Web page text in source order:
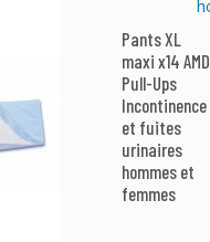
Pants XL
maxi x14 AMD
Pull-Ups
Incontinence
et fuites
urinaires
hommes et
femmes